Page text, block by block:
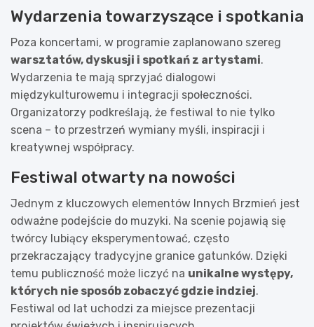
Wydarzenia towarzyszące i spotkania
Poza koncertami, w programie zaplanowano szereg
warsztatów, dyskusji i spotkań z artystami.
Wydarzenia te mają sprzyjać dialogowi
międzykulturowemu i integracji społeczności.
Organizatorzy podkreślają, że festiwal to nie tylko
scena – to przestrzeń wymiany myśli, inspiracji i
kreatywnej współpracy.
Festiwal otwarty na nowości
Jednym z kluczowych elementów Innych Brzmień jest
odważne podejście do muzyki. Na scenie pojawią się
twórcy lubiący eksperymentować, często
przekraczający tradycyjne granice gatunków. Dzięki
temu publiczność może liczyć na unikalne występy,
których nie sposób zobaczyć gdzie indziej.
Festiwal od lat uchodzi za miejsce prezentacji